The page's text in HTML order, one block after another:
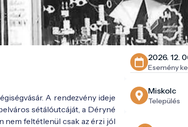
A rendezvény ideje
sétálóutcáját, a Déryné
nem feltétlenül csak az érzi jól
2026. 12.
Esemény
Miskolc
Település